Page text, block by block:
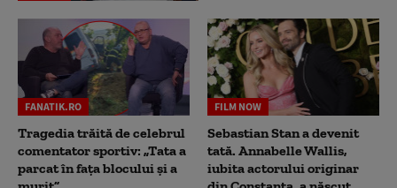
FANATIK.RO
Tragedia trăită de celebrul
comentator sportiv: „Tata a
parcat în fața blocului și a
FILM NOW
Sebastian Stan a devenit
tată. Annabelle Wallis,
iubita actorului originar